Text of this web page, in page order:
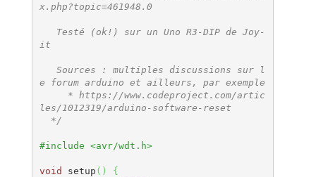
x.php?topic=461948.0
it
e forum arduino et ailleurs, par exemple
les/1012319/arduino-software-reset
  */
#include <avr/wdt.h>
void setup ( )
{